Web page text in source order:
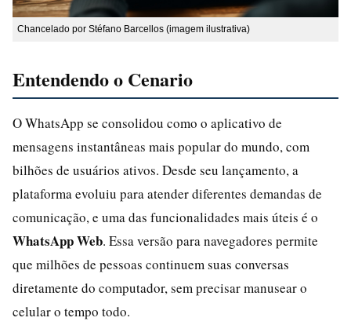
Chancelado por Stéfano Barcellos (imagem ilustrativa)
Entendendo o Cenario
O WhatsApp se consolidou como o aplicativo de
mensagens instantâneas mais popular do mundo, com
bilhões de usuários ativos. Desde seu lançamento, a
plataforma evoluiu para atender diferentes demandas de
comunicação, e uma das funcionalidades mais úteis é o
WhatsApp Web. Essa versão para navegadores permite
que milhões de pessoas continuem suas conversas
diretamente do computador, sem precisar manusear o
celular o tempo todo.